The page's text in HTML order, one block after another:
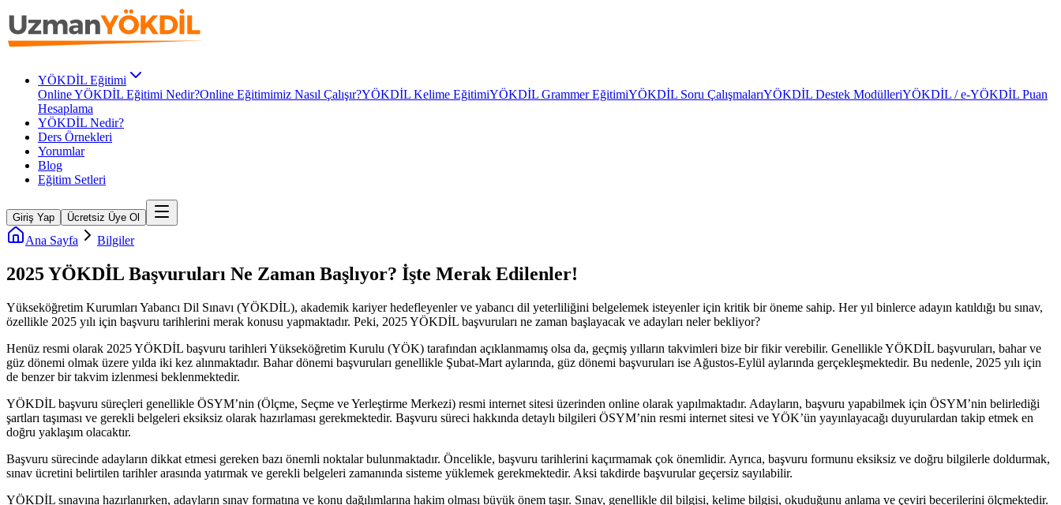
YÖKDİL Eğitimi
Online YÖKDİL Eğitimi Nedir?Online Eğitimimiz Nasıl Çalışır?YÖKDİL Kelime EğitimiYÖKDİL Grammer EğitimiYÖKDİL Soru ÇalışmalarıYÖKDİL Destek ModülleriYÖKDİL / e-YÖKDİL Puan
Hesaplama
YÖKDİL Nedir?
Ders Örnekleri
Yorumlar
Blog
Eğitim Setleri
Giriş Yap Ücretsiz Üye Ol
Ana Sayfa Bilgiler
2025 YÖKDİL Başvuruları Ne Zaman Başlıyor? İşte Merak Edilenler!
Yükseköğretim Kurumları Yabancı Dil Sınavı (YÖKDİL), akademik kariyer hedefleyenler ve yabancı dil yeterliliğini belgelemek isteyenler için kritik bir öneme sahip. Her yıl binlerce adayın katıldığı bu sınav,
özellikle 2025 yılı için başvuru tarihlerini merak konusu yapmaktadır. Peki, 2025 YÖKDİL başvuruları ne zaman başlayacak ve adayları neler bekliyor?
Henüz resmi olarak 2025 YÖKDİL başvuru tarihleri Yükseköğretim Kurulu (YÖK) tarafından açıklanmamış olsa da, geçmiş yılların takvimleri bize bir fikir verebilir. Genellikle YÖKDİL başvuruları, bahar ve
güz dönemi olmak üzere yılda iki kez alınmaktadır. Bahar dönemi başvuruları genellikle Şubat-Mart aylarında, güz dönemi başvuruları ise Ağustos-Eylül aylarında gerçekleşmektedir. Bu nedenle, 2025 yılı için
de benzer bir takvim izlenmesi beklenmektedir.
YÖKDİL başvuru süreçleri genellikle ÖSYM’nin (Ölçme, Seçme ve Yerleştirme Merkezi) resmi internet sitesi üzerinden online olarak yapılmaktadır. Adayların, başvuru yapabilmek için ÖSYM’nin belirlediği
şartları taşıması ve gerekli belgeleri eksiksiz olarak hazırlaması gerekmektedir. Başvuru süreci hakkında detaylı bilgileri ÖSYM’nin resmi internet sitesi ve YÖK’ün yayınlayacağı duyurulardan takip etmek en
doğru yaklaşım olacaktır.
Başvuru sürecinde adayların dikkat etmesi gereken bazı önemli noktalar bulunmaktadır. Öncelikle, başvuru tarihlerini kaçırmamak çok önemlidir. Ayrıca, başvuru formunu eksiksiz ve doğru bilgilerle doldurmak,
sınav ücretini belirtilen tarihler arasında yatırmak ve gerekli belgeleri zamanında sisteme yüklemek gerekmektedir. Aksi takdirde başvurular geçersiz sayılabilir.
YÖKDİL sınavına hazırlanırken, adayların sınav formatına ve konu dağılımlarına hakim olması büyük önem taşır. Sınav, genellikle dil bilgisi, kelime bilgisi, okuduğunu anlama ve çeviri becerilerini ölçmektedir.